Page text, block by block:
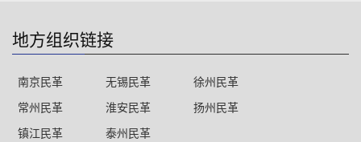
地方组织链接
南京民革 无锡民革
徐州民革
常州民革
淮安民革
扬州民革
镇江民革
泰州民革